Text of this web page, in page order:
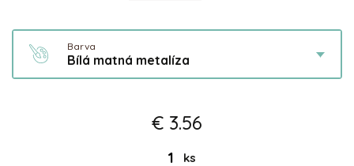
Barva
Bílá matná metalíza
€ 3.56
ks